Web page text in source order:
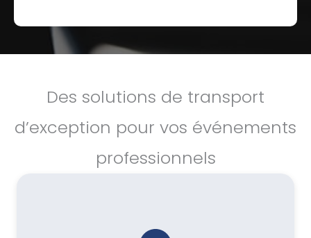
Des solutions de transport
d’exception pour vos événements
professionnels